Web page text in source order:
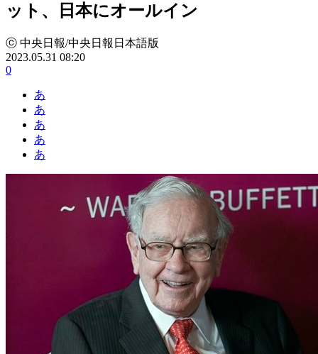
ット、日本にオールイン
ⓒ 中央日報/中央日報日本語版
2023.05.31 08:20
0
あ
あ
あ
あ
あ